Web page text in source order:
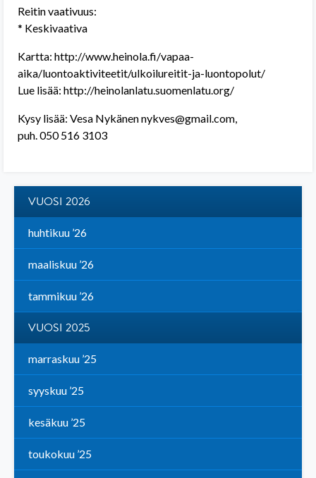
Reitin vaativuus:
* Keskivaativa
Kartta: http://www.heinola.fi/vapaa-
aika/luontoaktiviteetit/ulkoilureitit-ja-luontopolut/
Lue lisää: http://heinolanlatu.suomenlatu.org/
Kysy lisää: Vesa Nykänen nykves@gmail.com,
puh. 050 516 3103
VUOSI 2026
huhtikuu ’26
maaliskuu ’26
tammikuu ’26
VUOSI 2025
marraskuu ’25
syyskuu ’25
kesäkuu ’25
toukokuu ’25